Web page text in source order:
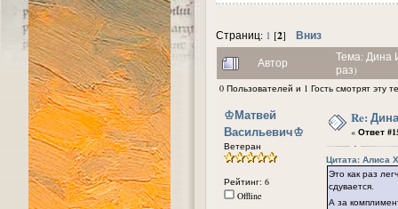
Страниц: 1 [2] Вниз
Автор
Тема: Дина
раз)
0 Пользователей и 1 Гость смотрят эту
᠌♔Матвей
Васильевич♔
Ветеран
Рейтинг: 6
Offline
Re:
« Ответ
Цитата: Алиса
Это как раз
сдувается.
А за